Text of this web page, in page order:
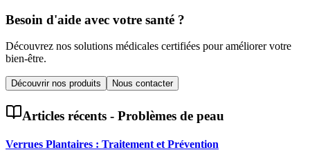
Besoin d'aide avec votre santé ?
Découvrez nos solutions médicales certifiées pour améliorer votre
bien-être.
Découvrir nos produits Nous contacter
Articles récents - Problèmes de peau
Verrues Plantaires : Traitement et Prévention